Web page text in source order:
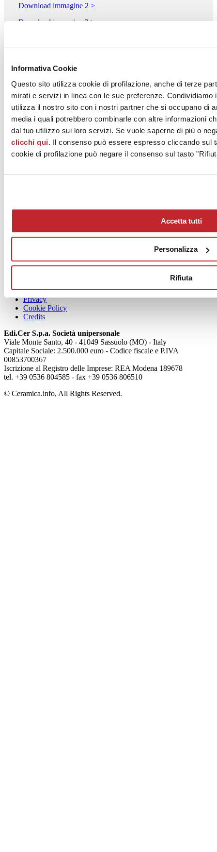
Informativa Cookie
Questo sito utilizza cookie di profilazione, anche di terze
mirati e servizi in linea con le sue preferenze.
utilizza il nostro sito con i nostri partner che si occupano di
media i quali potrebbero combinarle con altre informazioni
dal tuo utilizzo sui loro servizi. Se vuole saperne di più o
clicchi qui. Il consenso può essere espresso cliccando sul
cookie di profilazione può negare il consenso sul tasto
Accetta tutti
Personalizza
Rifiuta
Download immagine 2 >
Download immagine 3 >
USMATE VELATE, 20865
Monza E Brianza
Tel. 039671131
Fax 039674604
[email protected]
www.ipaporcellane.it
News
Articoli
Mog 231/01
Privacy
Cookie Policy
Credits
Edi.Cer S.p.a. Società unipersonale
Viale Monte Santo, 40 - 41049 Sassuolo (MO) - Italy
Capitale Sociale: 2.500.000 euro - Codice fiscale e P.IVA
00853700367
Iscrizione al Registro delle Imprese: REA Modena 189678
tel. +39 0536 804585 - fax +39 0536 806510
© Ceramica.info, All Rights Reserved.